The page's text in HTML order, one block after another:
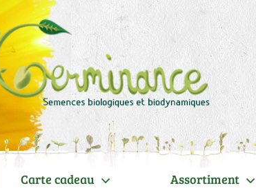
Carte cadeau Assortiment